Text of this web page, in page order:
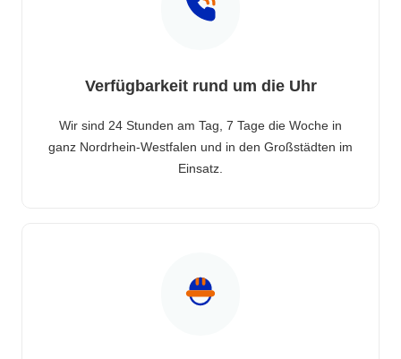
Verfügbarkeit rund um die Uhr
Wir sind 24 Stunden am Tag, 7 Tage die Woche in
ganz Nordrhein-Westfalen und in den Großstädten im
Einsatz.